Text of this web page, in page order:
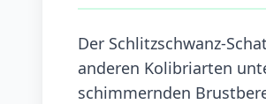
Der Schlitzschwanz-
anderen Kolibriarten
schimmernden